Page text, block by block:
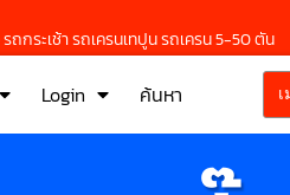
กระเช้า รถเครนเทปูน รถเครน 5-50 ตัน
Login ค้นหา